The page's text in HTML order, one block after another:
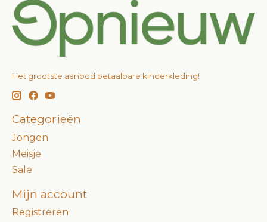
Het grootste aanbod betaalbare kinderkleding!
Categorieën
Jongen
Meisje
Sale
Mijn account
Registreren